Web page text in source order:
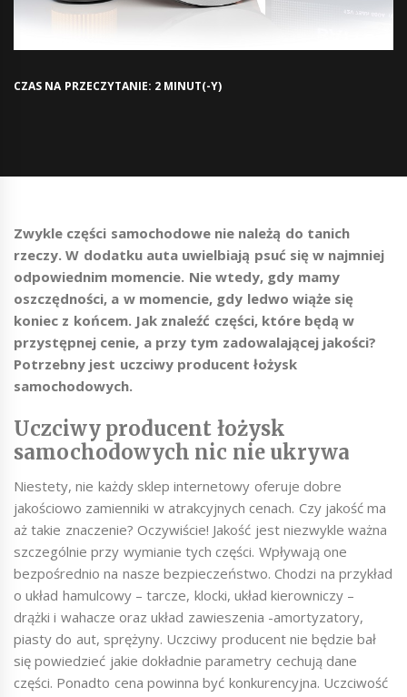
CZAS NA PRZECZYTANIE: 2 MINUT(-Y)
Zwykle części samochodowe nie należą do tanich
rzeczy. W dodatku auta uwielbiają psuć się w najmniej
odpowiednim momencie. Nie wtedy, gdy mamy
oszczędności, a w momencie, gdy ledwo wiąże się
koniec z końcem. Jak znaleźć części, które będą w
przystępnej cenie, a przy tym zadowalającej jakości?
Potrzebny jest uczciwy producent łożysk
samochodowych.
Uczciwy producent łożysk
samochodowych nic nie ukrywa
Niestety, nie każdy sklep internetowy oferuje dobre
jakościowo zamienniki w atrakcyjnych cenach. Czy jakość ma
aż takie znaczenie? Oczywiście! Jakość jest niezwykle ważna
szczególnie przy wymianie tych części. Wpływają one
bezpośrednio na nasze bezpieczeństwo. Chodzi na przykład
o układ hamulcowy – tarcze, klocki, układ kierowniczy –
drążki i wahacze oraz układ zawieszenia -amortyzatory,
piasty do aut, sprężyny. Uczciwy producent nie będzie bał
się powiedzieć jakie dokładnie parametry cechują dane
części. Ponadto cena powinna być konkurencyjna. Uczciwość